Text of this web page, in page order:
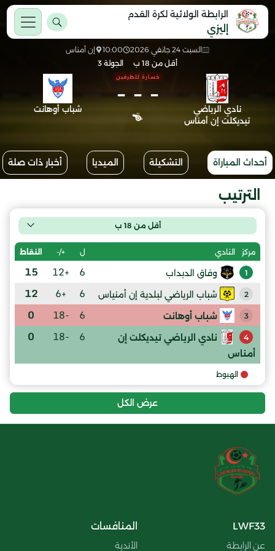
الرابطة الولائية لكرة القدم
إليزي
السبت 24 جانفي 2026 10:00
إن أمناس
أقل من 18 ب
الجولة 3
نادي الرياضي
تيديكلت إن أمناس
-
-
-
خسارة للطرفين
شباب أوهانت
أحداث المباراة التشكيلة الميديا أخبار ذات صلة
الترتيب
أقل من 18 ب
مركز النادي ل +/- النقاط
1 وفاق الدبداب 6
+12
15
2 شباب الرياضي لبلدية إن أمنياس 6
+6
12
3 شباب أوهانت 6
-18
0
4
نادي الرياضي تيديكلت إن
أمناس
6
-18
0
الهبوط
عرض الكل
LWF33
عن الرابطة
المنافسات
الأندية